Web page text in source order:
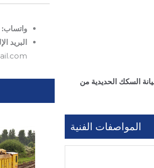
السكك الحديدية من
المواصفات الفنية
واتساب:
البريد